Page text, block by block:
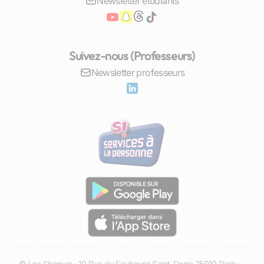
progrès, il gagne en motivation et en envie
d'apprendre. C'est un cercle vertueux qui
Ces cours ont aussi un effet remarquable sur la
Les enfants se sentent
leur appréhension et à participer activement en
classe. Ils deviennent plus autonomes dans leur
travail et plus sûrs de leurs capacités.
également un rôle fondamental. Un enseignant
attentif et encourageant peut faire toute la
différence dans le parcours scolaire d’un élève,
en lui offrant un cadre sécurisant pour exprimer
Suivez-nous (Professeurs)
Newsletter professeurs